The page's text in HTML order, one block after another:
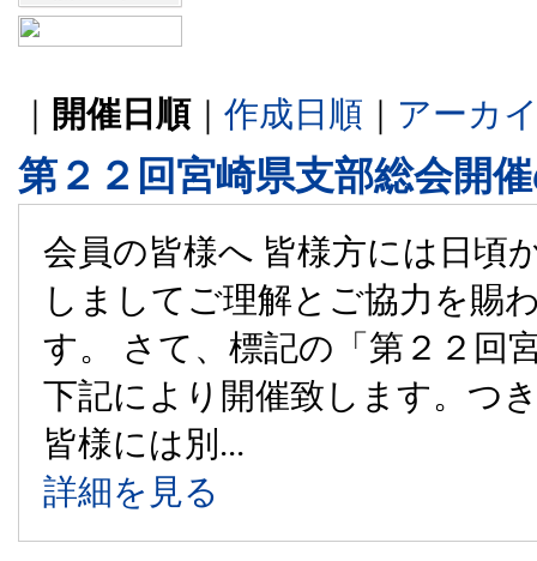
｜ 開催日順｜ 作成日順 ｜ アーカ
第２２回宮崎県支部総会開
会員の皆様へ 皆様方には日頃
しましてご理解とご協力を賜
す。 さて、標記の「第２２回
下記により開催致します。つ
皆様には別...
詳細を見る